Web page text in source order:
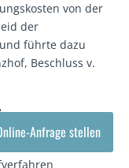
Anfrage stellen
von der
der
führte dazu
Beschluss v.
einer Straftat
steuerlich